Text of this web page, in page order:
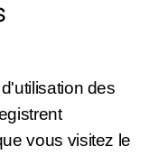
des
vous visitez le